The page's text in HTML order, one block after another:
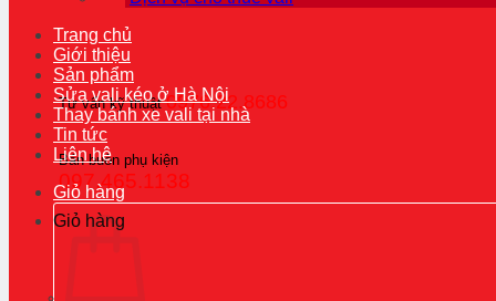
Tư vấn kỹ thuật 0976.22.8686
Bán buôn phụ kiện
097.465.1138
Giỏ hàng
Trang chủ
Giới thiệu
Sản phẩm
Sửa vali kéo ở Hà Nội
Thay bánh xe vali tại nhà
Tin tức
Liên hệ
Giỏ hàng